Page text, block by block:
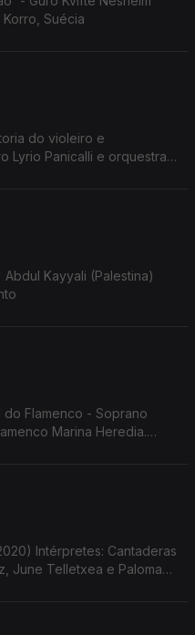
Suécia
do violeiro e
Kayyali (Palestina)
do Flamenco - Soprano
Marina Heredia.
Intérpretes: Cantaderas
June Telletxea e Paloma